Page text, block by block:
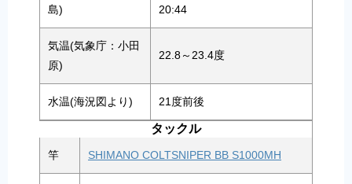
島)
20:44
気温(気象庁：小田
原)
22.8～23.4度
水温(海況図より) 21度前後
タックル
竿 SHIMANO COLTSNIPER BB S1000MH